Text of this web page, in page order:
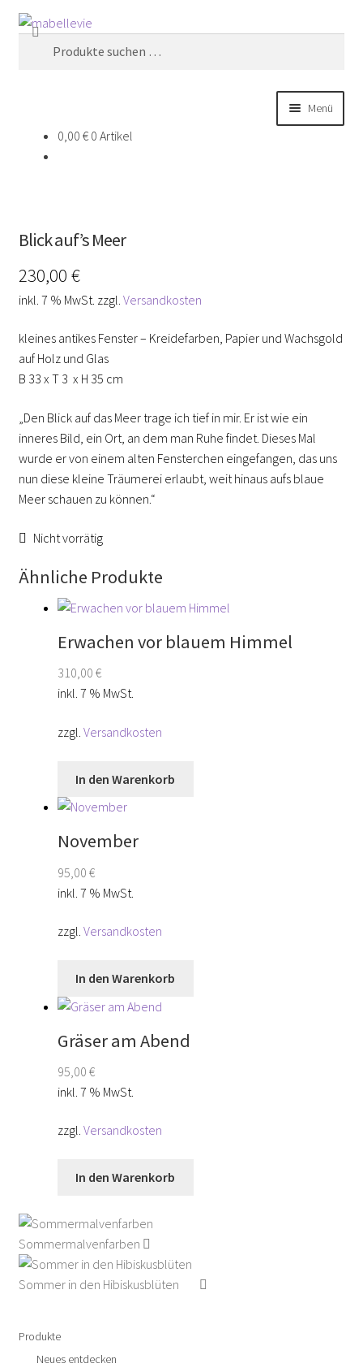
Zur
Zum
Suchen
Menü
Shop besuchen
Blog
0,00 € 0 Artikel
Blick auf’s Meer
230,00 €
inkl. 7 % MwSt. zzgl. Versandkosten
kleines antikes Fenster – Kreidefarben, Papier und Wachsgold
auf Holz und Glas
B 33 x T 3 x H 35 cm
„Den Blick auf das Meer trage ich tief in mir. Er ist wie ein
inneres Bild, ein Ort, an dem man Ruhe findet. Dieses Mal
wurde er von einem alten Fensterchen eingefangen, das uns
nun diese kleine Träumerei erlaubt, weit hinaus aufs blaue
Meer schauen zu können.“
Nicht vorrätig
Ähnliche Produkte
Erwachen vor blauem Himmel
310,00 €
inkl. 7 % MwSt.
zzgl. Versandkosten
In den Warenkorb
November
95,00 €
inkl. 7 % MwSt.
zzgl. Versandkosten
In den Warenkorb
Gräser am Abend
95,00 €
inkl. 7 % MwSt.
zzgl. Versandkosten
In den Warenkorb
Sommermalvenfarben
Sommer in den Hibiskusblüten
Produkte
Neues entdecken